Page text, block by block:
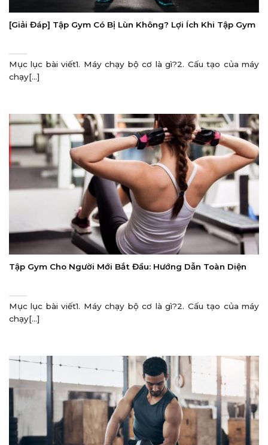
[Giải Đáp] Tập Gym Có Bị Lùn Không? Lợi Ích Khi Tập Gym
Mục lục bài viết1. Máy chạy bộ cơ là gì?2. Cấu tạo của máy
chạy[...]
Tập Gym Cho Người Mới Bắt Đầu: Hướng Dẫn Toàn Diện
Mục lục bài viết1. Máy chạy bộ cơ là gì?2. Cấu tạo của máy
chạy[...]